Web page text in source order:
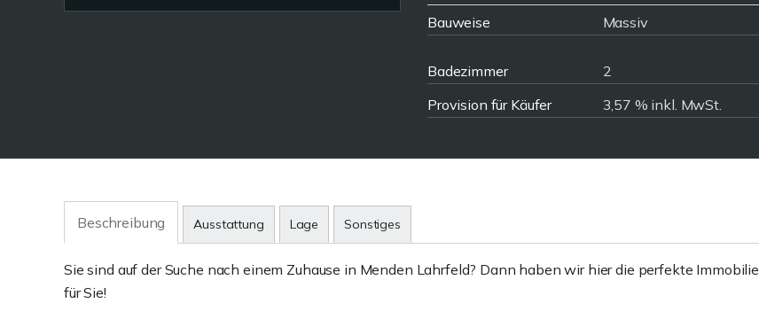
Bauweise Massiv
Badezimmer 2
Provision für Käufer
3,57 % inkl. MwSt.
Beschreibung Ausstattung Lage Sonstiges
Sie sind auf der Suche nach einem Zuhause in Menden Lahrfeld? Dann haben wir hier die perfekte Immobilie
für Sie!